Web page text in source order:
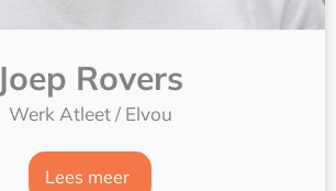
Joep Rovers
Werk Atleet / Elvou
Lees meer